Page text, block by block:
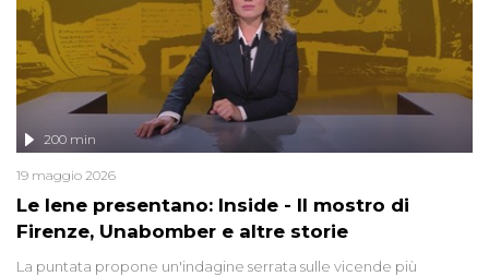
Le Iene presentano: Inside - Il mostro di
Firenze, Unabomber e altre storie
200 min
19 maggio 2026
La puntata propone un'indagine serrata sulle vicende più